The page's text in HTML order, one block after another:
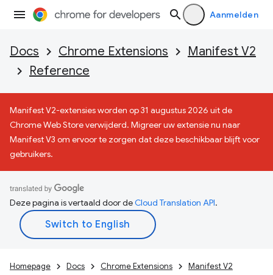
Aanmelden
Docs Chrome Extensions
Manifest V2
Reference
Manifest V2-extensies worden op 31 augustus 2026 uit de
Chrome Web Store verwijderd. Migreer uw extensie nu naar
Manifest V3 om ervoor te zorgen dat deze beschikbaar blijft voor
gebruikers.
Deze pagina is vertaald door deCloud Translation API.
Homepage Docs Chrome Extensions
Manifest V2